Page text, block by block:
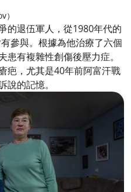
的退伍軍人，從1980年代的
參與。根據為他治療了六個
有複雜性創傷後壓力症。
疤，尤其是40年前阿富汗戰
的記憶。